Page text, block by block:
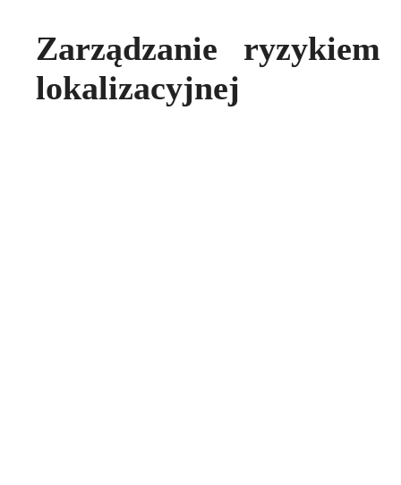
Zarządzanie
lokalizacyjnej